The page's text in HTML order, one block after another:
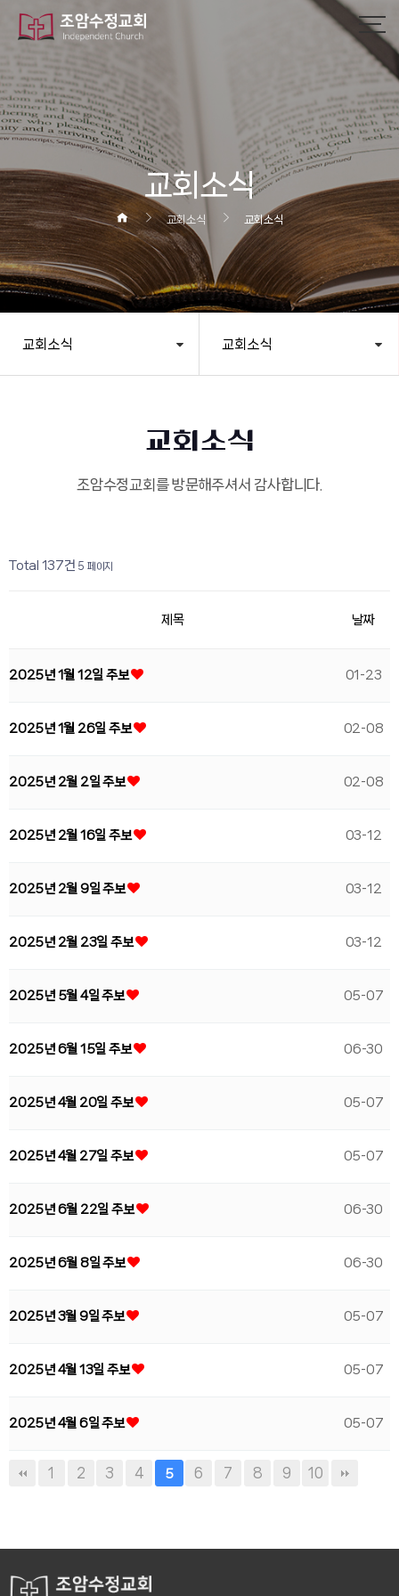
교회소식
교회소식 교회소식
교회소식 교회소식
교회소식
조암수정교회를 방문해주셔서 감사합니다.
Total 137건 5 페이지
제목 날짜
2025년 1월 12일 주보 01-23
2025년 1월 26일 주보 02-08
2025년 2월 2일 주보 02-08
2025년 2월 16일 주보 03-12
2025년 2월 9일 주보 03-12
2025년 2월 23일 주보 03-12
2025년 5월 4일 주보 05-07
2025년 6월 15일 주보 06-30
2025년 4월 20일 주보 05-07
2025년 4월 27일 주보 05-07
2025년 6월 22일 주보 06-30
2025년 6월 8일 주보 06-30
2025년 3월 9일 주보 05-07
2025년 4월 13일 주보 05-07
2025년 4월 6일 주보 05-07
1 2 3 4 5 6 7 8 9 10